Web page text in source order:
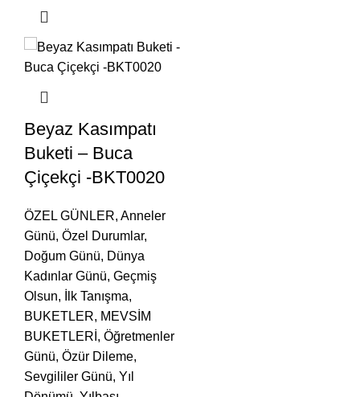
Beyaz Kasımpatı
Buketi – Buca
Çiçekçi -BKT0020
ÖZEL GÜNLER, Anneler
Günü, Özel Durumlar,
Doğum Günü, Dünya
Kadınlar Günü, Geçmiş
Olsun, İlk Tanışma,
BUKETLER, MEVSİM
BUKETLERİ , Öğretmenler
Günü, Özür Dileme,
Sevgililer Günü, Yıl